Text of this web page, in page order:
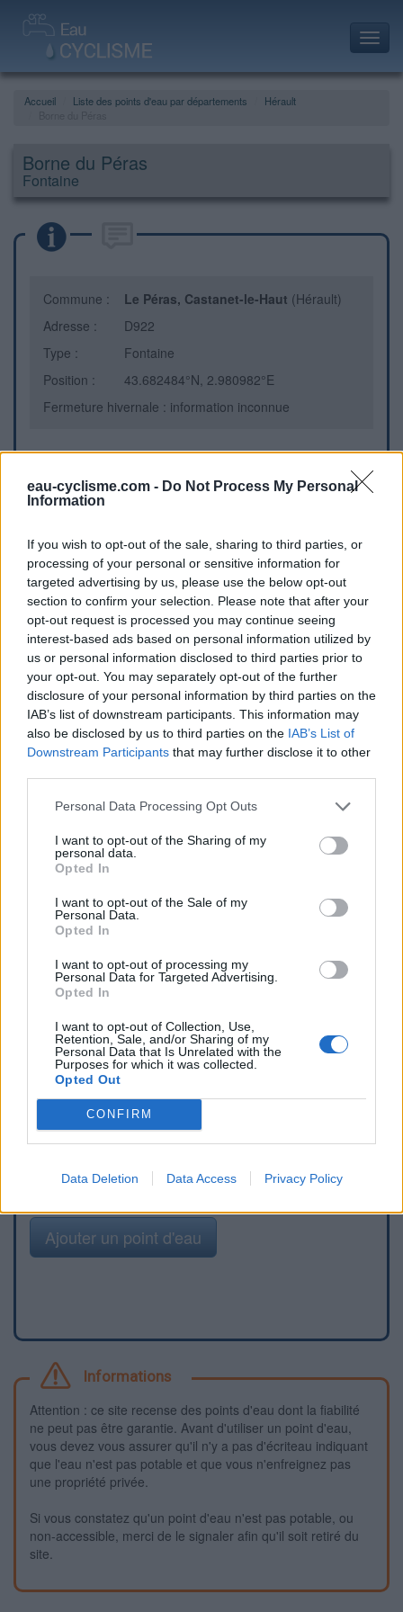
eau-cyclisme.com - Do Not Process My Personal
Information
If you wish to opt-out of the sale, sharing to third parties, or
processing of your personal or sensitive information for
targeted advertising by us, please use the below opt-out
section to confirm your selection. Please note that after your
opt-out request is processed you may continue seeing
interest-based ads based on personal information utilized by
us or personal information disclosed to third parties prior to
your opt-out. You may separately opt-out of the further
disclosure of your personal information by third parties on the
IAB’s list of downstream participants. This information may
also be disclosed by us to third parties on the IAB’s List of
Downstream Participants that may further disclose it to other
Personal Data Processing Opt Outs
I want to opt-out of the Sharing of my
personal data.
Opted In
I want to opt-out of the Sale of my
Personal Data.
Opted In
I want to opt-out of processing my
Personal Data for Targeted Advertising.
Opted In
I want to opt-out of Collection, Use,
Retention, Sale, and/or Sharing of my
Personal Data that Is Unrelated with the
Purposes for which it was collected.
Opted Out
CONFIRM
Data Deletion Data Access Privacy Policy
Accueil Liste des points d'eau par départements
Hérault
Borne du Péras
Fontaine
Commune : Le Péras, Castanet-le-Haut (Hérault)
Adresse :
D922
Type :
Fontaine
Position :
43.682484°N, 2.980982°E
Fermeture hivernale : information inconnue
La borne se trouve entre deux garages.
Repères visuels
Afficher la carte
Signaler une erreur
Ajouter un point d'eau
Informations
Attention : ce site recense des points d'eau dont la fiabilité
ne peut pas être garantie. Avant d'utiliser un point d'eau,
vous devez vous assurer qu'il n'y a pas d'écriteau indiquant
que l'eau n'est pas potable et que vous n'enfreignez pas
une propriété privée.
Si vous constatez qu'un point d'eau n'est pas potable, ou
non-accessible, merci de le signaler afin qu'il soit retiré du
site.